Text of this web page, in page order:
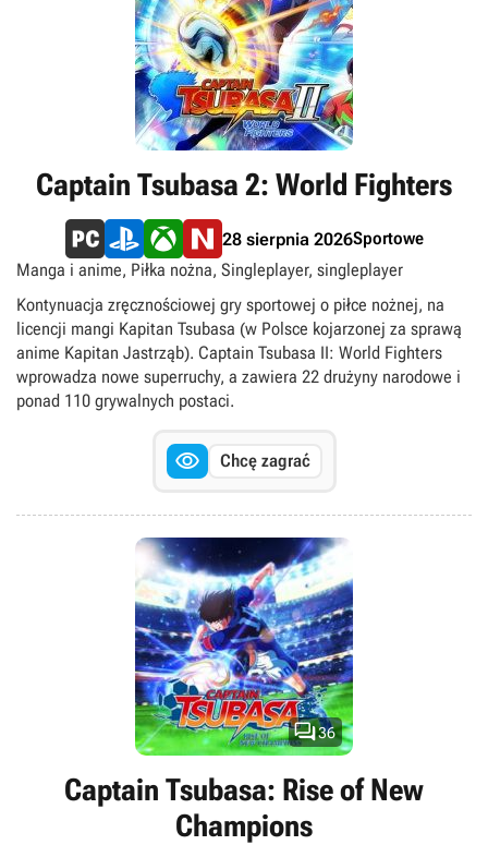
Captain Tsubasa 2: World Fighters
28 sierpnia 2026Sportowe
Manga i anime, Piłka nożna, Singleplayer, singleplayer
Kontynuacja zręcznościowej gry sportowej o piłce nożnej, na
licencji mangi Kapitan Tsubasa (w Polsce kojarzonej za sprawą
anime Kapitan Jastrząb). Captain Tsubasa II: World Fighters
wprowadza nowe superruchy, a zawiera 22 drużyny narodowe i
ponad 110 grywalnych postaci.
 Chcę zagrać
36
Captain Tsubasa: Rise of New
Champions